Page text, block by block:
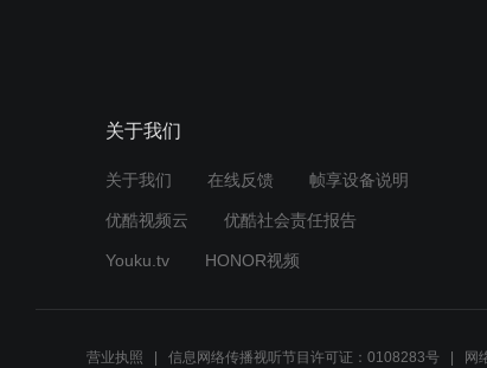
关于我们
关于我们 在线反馈 帧享设备说明
优酷视频云 优酷社会责任报告
Youku.tv HONOR视频
营业执照 信息网络传播视听节目许可证：0108283号 网